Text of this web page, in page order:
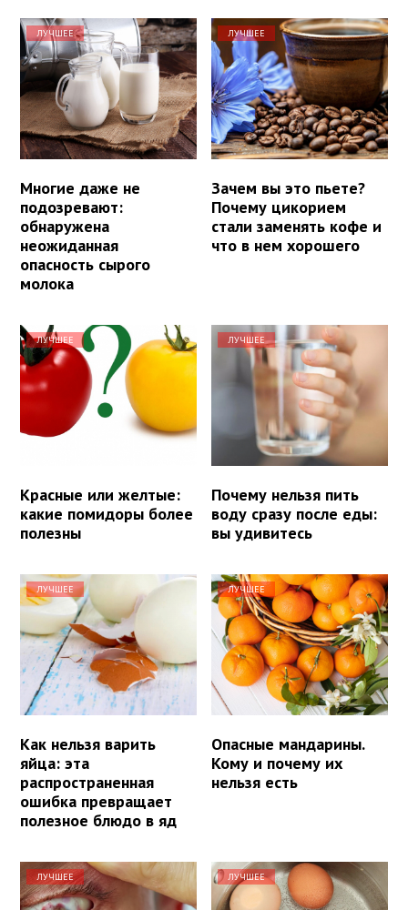
ЛУЧШЕЕ
Многие даже не
подозревают:
обнаружена
неожиданная
опасность сырого
молока
ЛУЧШЕЕ
Зачем вы это пьете?
Почему цикорием
стали заменять кофе и
что в нем хорошего
ЛУЧШЕЕ
Красные или желтые:
какие помидоры более
полезны
ЛУЧШЕЕ
Почему нельзя пить
воду сразу после еды:
вы удивитесь
ЛУЧШЕЕ
Как нельзя варить
яйца: эта
распространенная
ошибка превращает
полезное блюдо в яд
ЛУЧШЕЕ
Опасные мандарины.
Кому и почему их
нельзя есть
ЛУЧШЕЕ ЛУЧШЕЕ